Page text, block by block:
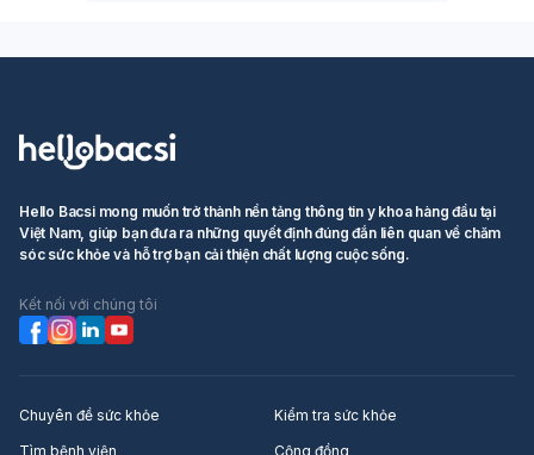
Hello Bacsi mong muốn trở thành nền tảng thông tin y khoa hàng đầu tại
Việt Nam, giúp bạn đưa ra những quyết định đúng đắn liên quan về chăm
sóc sức khỏe và hỗ trợ bạn cải thiện chất lượng cuộc sống.
Kết nối với chúng tôi
Chuyên đề sức khỏe
Kiểm tra sức khỏe
Tìm bệnh viện
Cộng đồng